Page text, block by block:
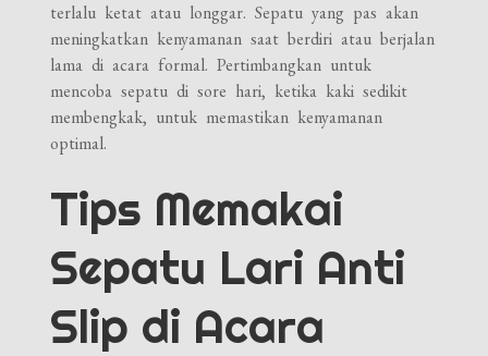
terlalu ketat atau longgar. Sepatu yang pas akan
meningkatkan kenyamanan saat berdiri atau berjalan
lama di acara formal. Pertimbangkan untuk
mencoba sepatu di sore hari, ketika kaki sedikit
membengkak, untuk memastikan kenyamanan
optimal.
Tips Memakai
Sepatu Lari Anti
Slip di Acara